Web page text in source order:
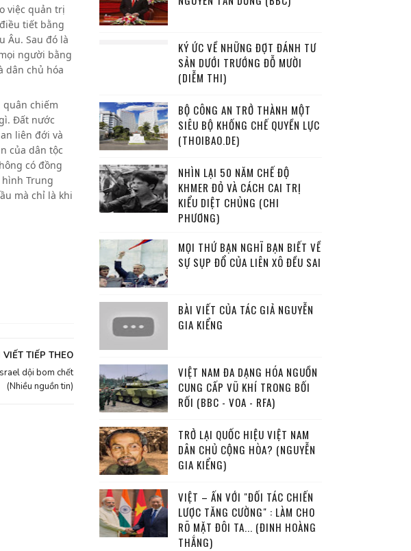
việc quản trị
tiết bằng
Âu. Sau đó là
người bằng
dân chủ hóa
quân chiếm
Đất nước
liên đới và
của dân tộc
có đồng
Trung
mà chỉ là khi
VIẾT TIẾP THEO
dội bom chết
(Nhiều nguồn tin)
KÝ ỨC VỀ NHỮNG ĐỢT ĐÁNH TƯ
SẢN DƯỚI TRƯỚNG ĐỖ MƯỜI
(DIỄM THI)
BỘ CÔNG AN TRỞ THÀNH MỘT
SIÊU BỘ KHỐNG CHẾ QUYỀN LỰC
(THOIBAO.DE)
NHÌN LẠI 50 NĂM CHẾ ĐỘ
KHMER ĐỎ VÀ CÁCH CAI TRỊ
KIỂU DIỆT CHỦNG (CHI
PHƯƠNG)
MỌI THỨ BẠN NGHĨ BẠN BIẾT VỀ
SỰ SỤP ĐỔ CỦA LIÊN XÔ ĐỀU SAI
BÀI VIẾT CỦA TÁC GIẢ NGUYỄN
GIA KIỂNG
VIỆT NAM ĐA DẠNG HÓA NGUỒN
CUNG CẤP VŨ KHÍ TRONG BỐI
RỐI (BBC - VOA - RFA)
TRỞ LẠI QUỐC HIỆU VIỆT NAM
DÂN CHỦ CỘNG HÒA? (NGUYỄN
GIA KIỂNG)
VIỆT – ẤN VỚI "ĐỐI TÁC CHIẾN
LƯỢC TĂNG CƯỜNG" : LÀM CHO
RÕ MẶT ĐÔI TA... (ĐINH HOÀNG
THẮNG)